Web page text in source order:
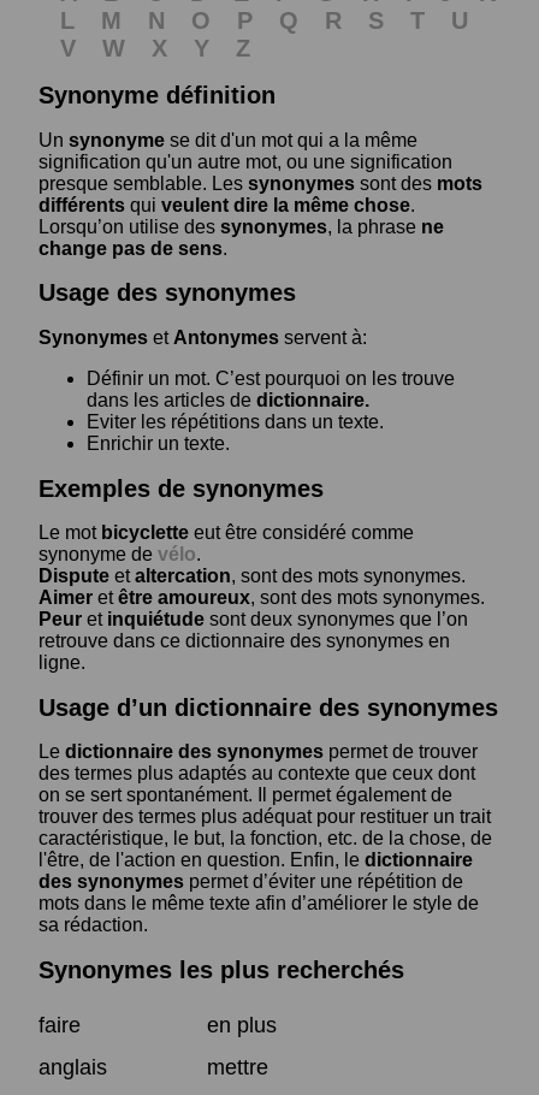
L
M N O P Q R S T
U
V
W X Y
Z
Synonyme définition
Un synonyme se dit d'un mot qui a la même
signification qu'un autre mot, ou une signification
presque semblable. Les synonymes sont des mots
différents qui veulent dire la même chose.
Lorsqu’on utilise des synonymes, la phrase ne
change pas de sens.
Usage des synonymes
Synonymes et Antonymes servent à:
Définir un mot. C’est pourquoi on les trouve
dans les articles de dictionnaire.
Eviter les répétitions dans un texte.
Enrichir un texte.
Exemples de synonymes
Le mot bicyclette eut être considéré comme
synonyme de vélo.
Dispute etaltercation, sont des mots synonymes.
Aimer etêtre amoureux, sont des mots synonymes.
Peur et inquiétude sont deux synonymes que l’on
retrouve dans ce dictionnaire des synonymes en
ligne.
Usage d’un dictionnaire des synonymes
Le dictionnaire des synonymes permet de trouver
des termes plus adaptés au contexte que ceux dont
on se sert spontanément. Il permet également de
trouver des termes plus adéquat pour restituer un trait
caractéristique, le but, la fonction, etc. de la chose, de
l'être, de l'action en question. Enfin, le dictionnaire
des synonymes permet d’éviter une répétition de
mots dans le même texte afin d’améliorer le style de
sa rédaction.
Synonymes les plus recherchés
faire
en plus
anglais
mettre